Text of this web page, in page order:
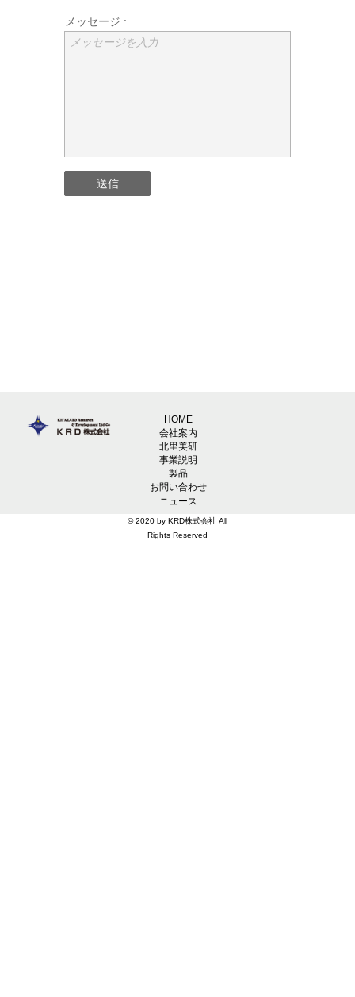
メッセージ :
メッセージを入力
送信
HOME
会社案内
北里美研
事業説明
製品
お問い合わせ
ニュース
© 2020 by KRD株式会社 All
Rights Reserved